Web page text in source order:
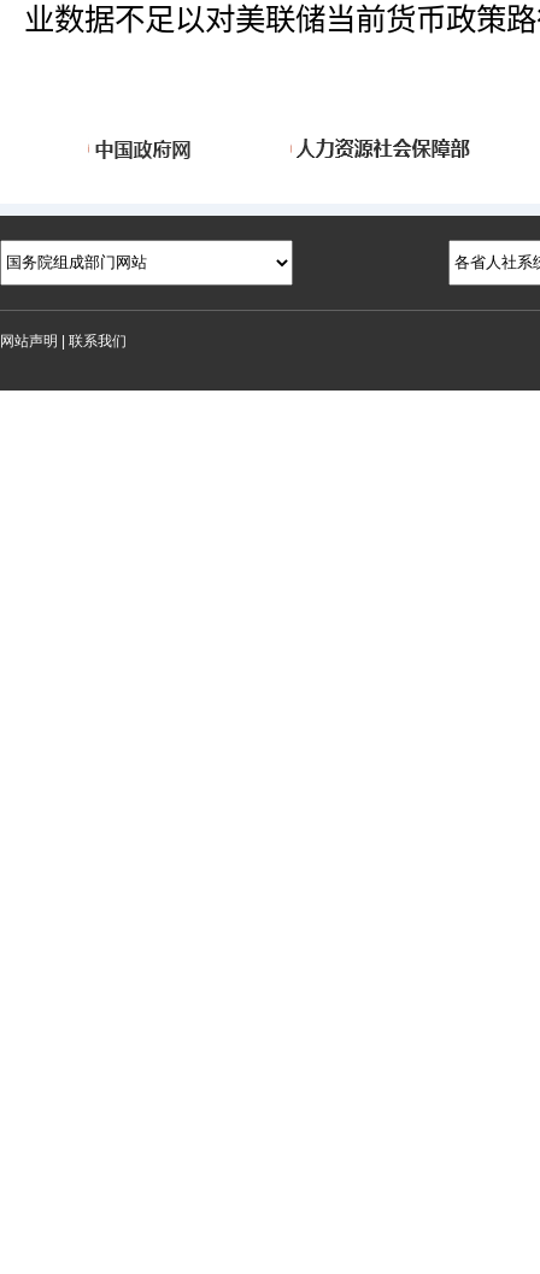
业数据不足以对美联储当前货币政策